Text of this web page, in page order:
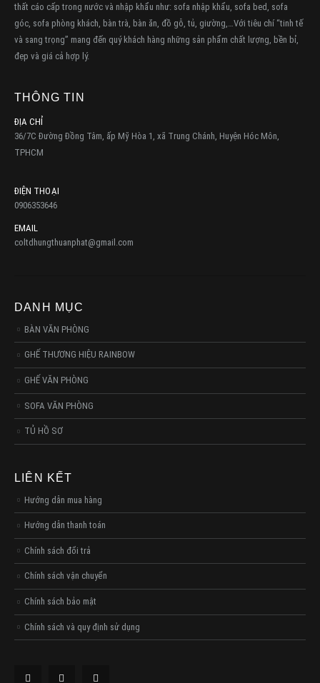
thất cáo cấp trong nước và nhập khẩu như: sofa nhập khẩu, sofa bed, sofa
góc, sofa phòng khách, bàn trà, bàn ăn, đồ gỗ, tủ, giường,…Với tiêu chí “tinh tế
và sang trọng” mang đến quý khách hàng những sản phẩm chất lượng, bền bỉ,
đẹp và giá cả hợp lý.
THÔNG TIN
ĐỊA CHỈ
36/7C Đường Đồng Tâm, ấp Mỹ Hòa 1, xã Trung Chánh, Huyện Hóc Môn,
TPHCM
ĐIỆN THOẠI
0906353646
EMAIL
coltdhungthuanphat@gmail.com
DANH MỤC
BÀN VĂN PHÒNG
GHẾ THƯƠNG HIỆU RAINBOW
GHẾ VĂN PHÒNG
SOFA VĂN PHÒNG
TỦ HỒ SƠ
LIÊN KẾT
Hướng dẫn mua hàng
Hướng dẫn thanh toán
Chính sách đổi trả
Chính sách vận chuyển
Chính sách bảo mật
Chính sách và quy định sử dụng